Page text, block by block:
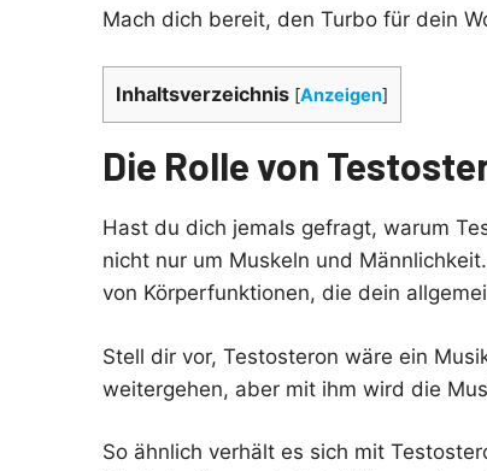
Mach dich bereit, den Turbo für dein
Inhaltsverzeichnis [Anzeigen]
Die Rolle von
Hast du dich jemals gefragt, warum
nicht nur um Muskeln und
von Körperfunktionen, die dein
Stell dir vor, Testosteron wäre ein
weitergehen, aber mit ihm wird die
So ähnlich verhält es sich mit